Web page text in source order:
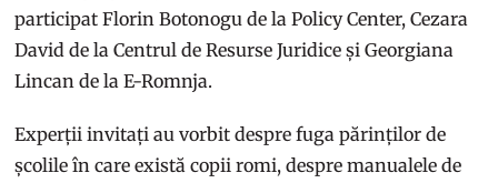
participat Florin Botonogu de la Policy Center, Cezara
David de la Centrul de Resurse Juridice și Georgiana
Lincan de la E-Romnja.
Experții invitați au vorbit despre fuga părinților de
școlile în care există copii romi, despre manualele de